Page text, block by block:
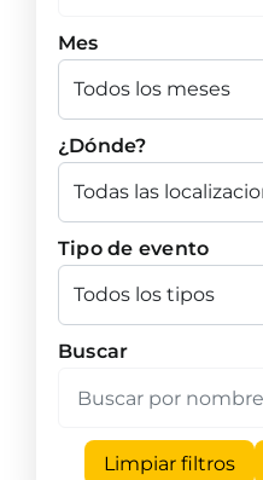
Mes
¿Dónde?
Tipo de evento
Buscar
Limpiar filtros